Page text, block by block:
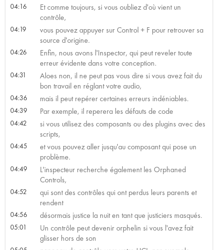
04:16
Et comme toujours, si vous oubliez d'où vient un
contrôle,
04:19
vous pouvez appuyer sur Control + F pour retrouver sa
source d'origine.
04:26
Enfin, nous avons l'Inspector, qui peut reveler toute
erreur évidente dans votre conception.
04:31
Aloes non, il ne peut pas vous dire si vous avez fait du
bon travail en réglant votre audio,
04:36 mais il peut repérer certaines erreurs indéniables.
04:39 Par exemple, il reperera les défauts de code
04:42
si vous utilisez des composants ou des plugins avec des
scripts,
04:45
et vous pouvez aller jusqu'au composant qui pose un
problème.
04:49
L'inspecteur recherche également les Orphaned
Controls,
04:52
qui sont des contrôles qui ont perdus leurs parents et
rendent
04:56 désormais justice la nuit en tant que justiciers masqués.
05:01
Un contrôle peut devenir orphelin si vous l'avez fait
glisser hors de son